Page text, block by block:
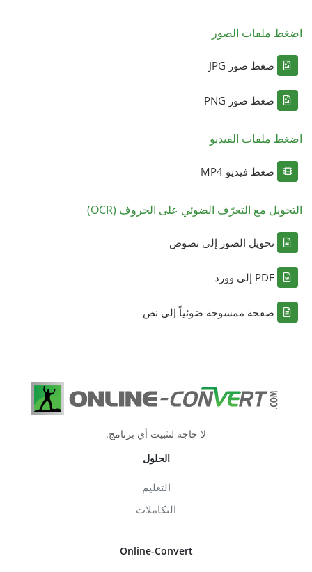
اضغط ملفات الصور
ضغط صور JPG
ضغط صور PNG
اضغط ملفات الفيديو
ضغط فيديو MP4
التحويل مع التعرّف الضوئي على الحروف (OCR)
تحويل الصور إلى نصوص
PDF إلى وورد
صفحة ممسوحة ضوئياً إلى نص
لا حاجة لتثبيت أي برنامج.
الحلول
التعليم
التكاملات
Online-Convert